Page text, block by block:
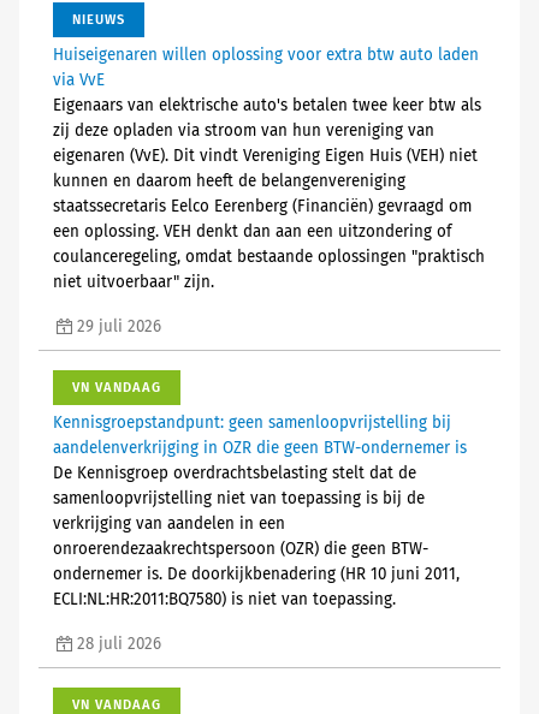
NIEUWS
Huiseigenaren willen oplossing voor extra btw auto laden
via VvE
Eigenaars van elektrische auto's betalen twee keer btw als
zij deze opladen via stroom van hun vereniging van
eigenaren (VvE). Dit vindt Vereniging Eigen Huis (VEH) niet
kunnen en daarom heeft de belangenvereniging
staatssecretaris Eelco Eerenberg (Financiën) gevraagd om
een oplossing. VEH denkt dan aan een uitzondering of
coulanceregeling, omdat bestaande oplossingen "praktisch
niet uitvoerbaar" zijn.
29 juli 2026
VN VANDAAG
Kennisgroepstandpunt: geen samenloopvrijstelling bij
aandelenverkrijging in OZR die geen BTW-ondernemer is
De Kennisgroep overdrachtsbelasting stelt dat de
samenloopvrijstelling niet van toepassing is bij de
verkrijging van aandelen in een
onroerendezaakrechtspersoon (OZR) die geen BTW-
ondernemer is. De doorkijkbenadering (HR 10 juni 2011,
ECLI:NL:HR:2011:BQ7580) is niet van toepassing.
28 juli 2026
VN VANDAAG